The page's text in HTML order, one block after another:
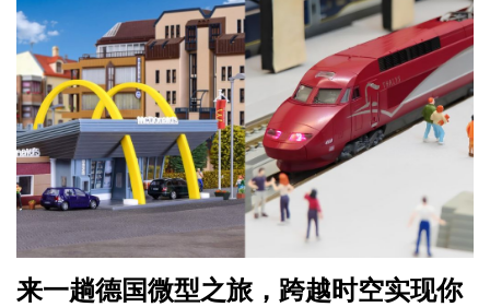
来一趟德国微型之旅，跨越时空实现你